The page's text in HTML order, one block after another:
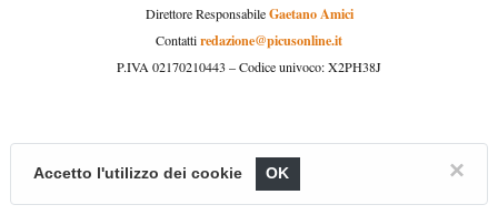
Direttore ResponsabileGaetano Amici
Contattiredazione@picusonline.it
P.IVA 02170210443 – Codice univoco: X2PH38J
Accetto l'utilizzo dei cookie OK ×